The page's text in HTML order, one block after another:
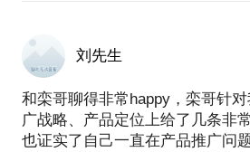
刘先生
和栾哥聊得非常happy，栾哥针
广战略、产品定位上给了几条非
也证实了自己一直在产品推广问